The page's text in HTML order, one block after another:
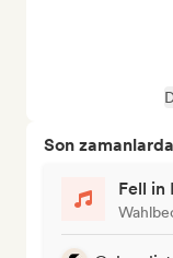
Son
Fell in